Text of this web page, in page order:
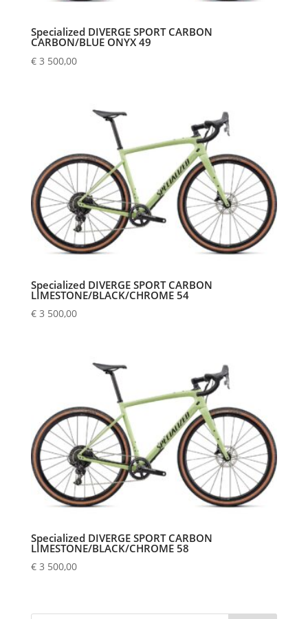
Specialized DIVERGE SPORT CARBON
CARBON/BLUE ONYX 49
€3 500,00
Specialized DIVERGE SPORT CARBON
LIMESTONE/BLACK/CHROME 54
€3 500,00
Specialized DIVERGE SPORT CARBON
LIMESTONE/BLACK/CHROME 58
€3 500,00